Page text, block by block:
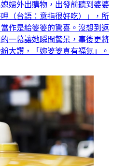
婦外出購物，出發前聽到婆婆
（台語：意指很好吃）」，所
作是給婆婆的驚喜。沒想到返
一幕讓她瞬間驚呆，事後更將
大讚，「妳婆婆真有福氣」。